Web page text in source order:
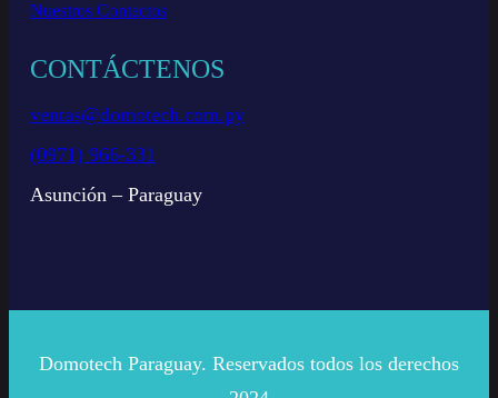
Nuestros Contactos
CONTÁCTENOS
ventas@domotech.com.py
(0971) 966-331
Asunción – Paraguay
Domotech Paraguay. Reservados todos los derechos